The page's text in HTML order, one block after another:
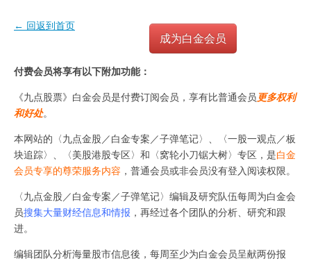
← 回返到首页
成为白金会员
付费会员将享有以下附加功能：
《九点股票》白金会员是付费订阅会员，享有比普通会员 更多权利
和好处。
本网站的〈九点金股／白金专案／子弹笔记〉、〈一股一观点／板
块追踪〉、〈美股港股专区〉和〈窝轮小刀锯大树〉专区，是白金
会员专享的尊荣服务内容 ，普通会员或非会员没有登入阅读权限。
〈九点金股／白金专案／子弹笔记〉编辑及研究队伍每周为白金会
员搜集大量财经信息和情报 ，再经过各个团队的分析、研究和跟
进。
编辑团队分析海量股市信息後，每周至少为白金会员呈献两份报